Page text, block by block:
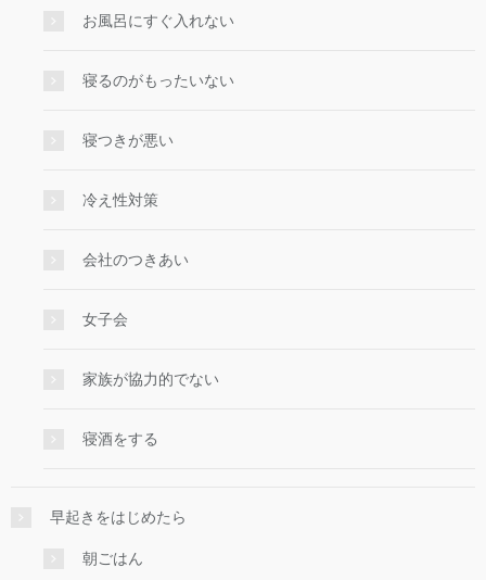
お風呂にすぐ入れない
寝るのがもったいない
寝つきが悪い
冷え性対策
会社のつきあい
女子会
家族が協力的でない
寝酒をする
早起きをはじめたら
朝ごはん